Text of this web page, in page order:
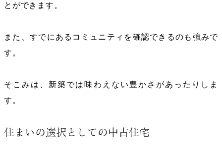
とができます。
また、すでにあるコミュニティを確認できるのも強みで
す。
そこみは、新築では味わえない豊かさがあったりしま
す。
住まいの選択としての中古住宅